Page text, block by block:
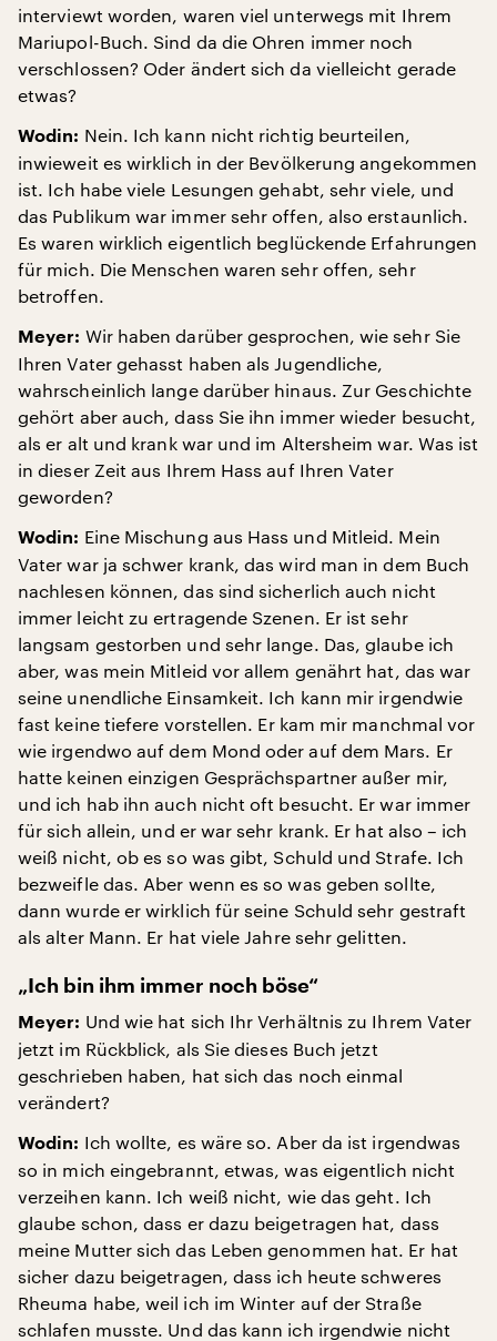
interviewt worden, waren viel unterwegs mit Ihrem
Mariupol-Buch. Sind da die Ohren immer noch
verschlossen? Oder ändert sich da vielleicht gerade
etwas?
Wodin: Nein. Ich kann nicht richtig beurteilen,
inwieweit es wirklich in der Bevölkerung angekommen
ist. Ich habe viele Lesungen gehabt, sehr viele, und
das Publikum war immer sehr offen, also erstaunlich.
Es waren wirklich eigentlich beglückende Erfahrungen
für mich. Die Menschen waren sehr offen, sehr
betroffen.
Meyer: Wir haben darüber gesprochen, wie sehr Sie
Ihren Vater gehasst haben als Jugendliche,
wahrscheinlich lange darüber hinaus. Zur Geschichte
gehört aber auch, dass Sie ihn immer wieder besucht,
als er alt und krank war und im Altersheim war. Was ist
in dieser Zeit aus Ihrem Hass auf Ihren Vater
geworden?
Wodin: Eine Mischung aus Hass und Mitleid. Mein
Vater war ja schwer krank, das wird man in dem Buch
nachlesen können, das sind sicherlich auch nicht
immer leicht zu ertragende Szenen. Er ist sehr
langsam gestorben und sehr lange. Das, glaube ich
aber, was mein Mitleid vor allem genährt hat, das war
seine unendliche Einsamkeit. Ich kann mir irgendwie
fast keine tiefere vorstellen. Er kam mir manchmal vor
wie irgendwo auf dem Mond oder auf dem Mars. Er
hatte keinen einzigen Gesprächspartner außer mir,
und ich hab ihn auch nicht oft besucht. Er war immer
für sich allein, und er war sehr krank. Er hat also – ich
weiß nicht, ob es so was gibt, Schuld und Strafe. Ich
bezweifle das. Aber wenn es so was geben sollte,
dann wurde er wirklich für seine Schuld sehr gestraft
als alter Mann. Er hat viele Jahre sehr gelitten.
„Ich bin ihm immer noch böse“
Meyer: Und wie hat sich Ihr Verhältnis zu Ihrem Vater
jetzt im Rückblick, als Sie dieses Buch jetzt
geschrieben haben, hat sich das noch einmal
verändert?
Wodin: Ich wollte, es wäre so. Aber da ist irgendwas
so in mich eingebrannt, etwas, was eigentlich nicht
verzeihen kann. Ich weiß nicht, wie das geht. Ich
glaube schon, dass er dazu beigetragen hat, dass
meine Mutter sich das Leben genommen hat. Er hat
sicher dazu beigetragen, dass ich heute schweres
Rheuma habe, weil ich im Winter auf der Straße
schlafen musste. Und das kann ich irgendwie nicht